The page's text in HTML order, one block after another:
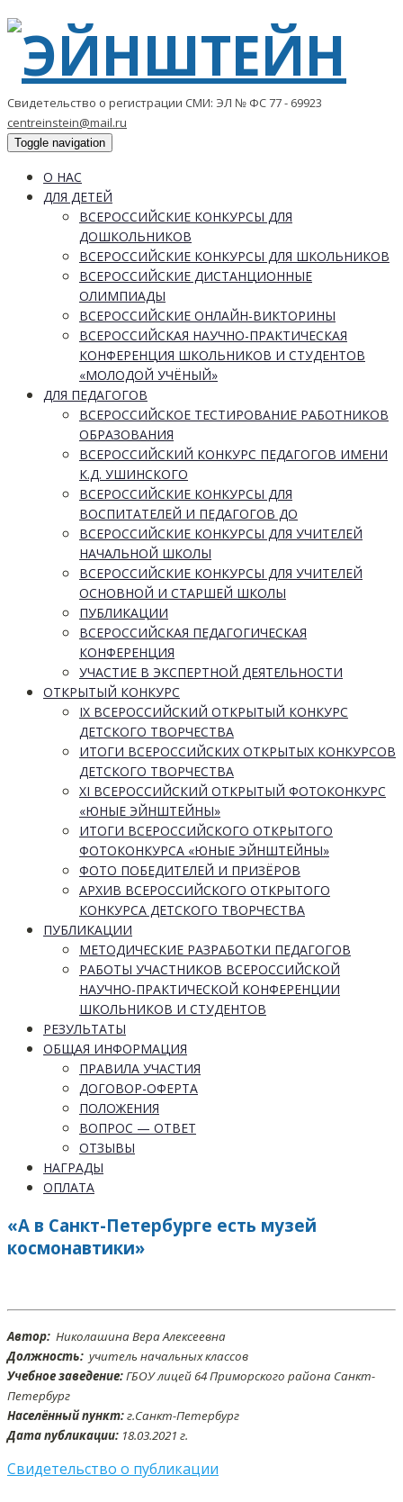
Свидетельство о регистрации СМИ: ЭЛ № ФС 77 - 69923
centreinstein@mail.ru
Toggle navigation
О НАС
ДЛЯ ДЕТЕЙ
ВСЕРОССИЙСКИЕ КОНКУРСЫ ДЛЯ
ДОШКОЛЬНИКОВ
ВСЕРОССИЙСКИЕ КОНКУРСЫ ДЛЯ ШКОЛЬНИКОВ
ВСЕРОССИЙСКИЕ ДИСТАНЦИОННЫЕ
ОЛИМПИАДЫ
ВСЕРОССИЙСКИЕ ОНЛАЙН-ВИКТОРИНЫ
ВСЕРОССИЙСКАЯ НАУЧНО-ПРАКТИЧЕСКАЯ
КОНФЕРЕНЦИЯ ШКОЛЬНИКОВ И СТУДЕНТОВ
«МОЛОДОЙ УЧЁНЫЙ»
ДЛЯ ПЕДАГОГОВ
ВСЕРОССИЙСКОЕ ТЕСТИРОВАНИЕ РАБОТНИКОВ
ОБРАЗОВАНИЯ
ВСЕРОССИЙСКИЙ КОНКУРС ПЕДАГОГОВ ИМЕНИ
К.Д. УШИНСКОГО
ВСЕРОССИЙСКИЕ КОНКУРСЫ ДЛЯ
ВОСПИТАТЕЛЕЙ И ПЕДАГОГОВ ДО
ВСЕРОССИЙСКИЕ КОНКУРСЫ ДЛЯ УЧИТЕЛЕЙ
НАЧАЛЬНОЙ ШКОЛЫ
ВСЕРОССИЙСКИЕ КОНКУРСЫ ДЛЯ УЧИТЕЛЕЙ
ОСНОВНОЙ И СТАРШЕЙ ШКОЛЫ
ПУБЛИКАЦИИ
ВСЕРОССИЙСКАЯ ПЕДАГОГИЧЕСКАЯ
КОНФЕРЕНЦИЯ
УЧАСТИЕ В ЭКСПЕРТНОЙ ДЕЯТЕЛЬНОСТИ
ОТКРЫТЫЙ КОНКУРС
IX ВСЕРОССИЙСКИЙ ОТКРЫТЫЙ КОНКУРС
ДЕТСКОГО ТВОРЧЕСТВА
ИТОГИ ВСЕРОССИЙСКИХ ОТКРЫТЫХ КОНКУРСОВ
ДЕТСКОГО ТВОРЧЕСТВА
XI ВСЕРОССИЙСКИЙ ОТКРЫТЫЙ ФОТОКОНКУРС
«ЮНЫЕ ЭЙНШТЕЙНЫ»
ИТОГИ ВСЕРОССИЙСКОГО ОТКРЫТОГО
ФОТОКОНКУРСА «ЮНЫЕ ЭЙНШТЕЙНЫ»
ФОТО ПОБЕДИТЕЛЕЙ И ПРИЗЁРОВ
АРХИВ ВСЕРОССИЙСКОГО ОТКРЫТОГО
КОНКУРСА ДЕТСКОГО ТВОРЧЕСТВА
ПУБЛИКАЦИИ
МЕТОДИЧЕСКИЕ РАЗРАБОТКИ ПЕДАГОГОВ
РАБОТЫ УЧАСТНИКОВ ВСЕРОССИЙСКОЙ
НАУЧНО-ПРАКТИЧЕСКОЙ КОНФЕРЕНЦИИ
ШКОЛЬНИКОВ И СТУДЕНТОВ
РЕЗУЛЬТАТЫ
ОБЩАЯ ИНФОРМАЦИЯ
ПРАВИЛА УЧАСТИЯ
ДОГОВОР-ОФЕРТА
ПОЛОЖЕНИЯ
ВОПРОС — ОТВЕТ
ОТЗЫВЫ
НАГРАДЫ
ОПЛАТА
«А в Санкт-Петербурге есть музей
космонавтики»
Автор: Николашина Вера Алексеевна
Должность: учитель начальных классов
Учебное заведение:ГБОУ лицей 64 Приморского района Санкт-
Петербург
Населённый пункт:г.Санкт-Петербург
Дата публикации: 18.03.2021 г.
Свидетельство о публикации